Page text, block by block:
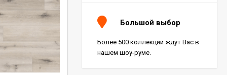
Большой выбор
Более 500 коллекций ждут Вас в
нашем шоу-руме.
Charme Evo Imperiale
Ret 60x120,